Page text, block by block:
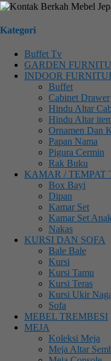
Kategori
Buffet Tv
GARDEN
INDOOR
Buffet
Cabinet Drawer
Hindu Altar
Hindu Altar
Ornamen Dan
Papan Nama
Pigura Cermin
Rak Buku
KAMAR / TEMPAT
Box Bayi
Dipan
Kamar Set
Kamar Set Anak
Nakas
KURSI DAN SOFA
Bale Bale
Kursi
Kursi Tamu
Kursi Teras
Kursi Ukir
Sofa
MEBEL TREMBESI
MEJA
Koleksi Meja
Meja Altar